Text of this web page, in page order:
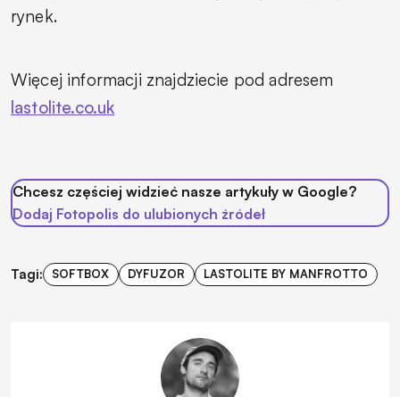
rynek.
Więcej informacji znajdziecie pod adresem
lastolite.co.uk
Chcesz częściej widzieć nasze artykuły w Google?
Dodaj Fotopolis do ulubionych źródeł
Tagi: SOFTBOX DYFUZOR LASTOLITE BY MANFROTTO